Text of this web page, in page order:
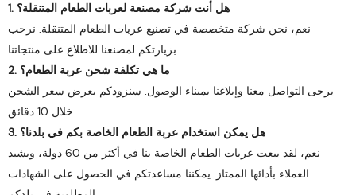
1. هل أنت شركة مصنعة لعربات الطعام المتنقلة؟
نعم، نحن شركة متخصصة في تصنيع عربات الطعام المتنقلة. نرحب
بزيارتكم لمصنعنا للاطلاع على منتجاتنا.
2. ما هي تكلفة شحن عربة الطعام؟
يرجى التواصل معنا وإبلاغنا بميناء الوصول. سنزودكم بعرض سعر الشحن
خلال 10 دقائق.
3. هل يمكن استخدام عربة الطعام الخاصة بكم في بلدنا؟
نعم، لقد بيعت عربات الطعام الخاصة بنا في أكثر من 60 دولة، ويشيد
العملاء بأدائها الممتاز. يمكننا مساعدتكم في الحصول على الشهادات